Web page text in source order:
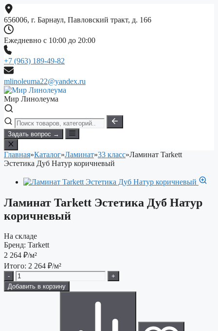
Перейти
к
содержимому
656006, г. Барнаул, Павловский тракт, д. 166
Ежедневно с 10:00 до 20:00
+7 (963) 189-49-82
mlinoleuma22@yandex.ru
Мир Линолеума
Задать вопрос →
Главная»Каталог»Ламинат»33 класс»Ламинат Tarkett
Эстетика Дуб Натур коричневый
Ламинат Tarkett Эстетика Дуб Натур
коричневый
На складе
Бренд: Tarkett
2 264 ₽/м²
Итого: 2 264 ₽/м²
-
+
Добавить в корзину